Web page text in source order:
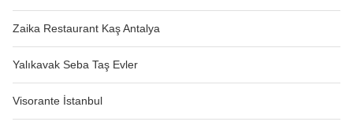
Zaika Restaurant Kaş Antalya
Yalıkavak Seba Taş Evler
Visorante İstanbul